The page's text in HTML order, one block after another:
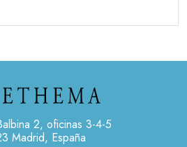
2, oficinas 3-4-5
Madrid, España